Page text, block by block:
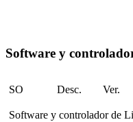
Software y
SO Desc. Ver.
Software y controlador de